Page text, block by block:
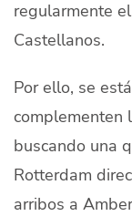
regularmente
Castellanos.
Por ello, se
complementen
buscando una
Rotterdam
arribos a